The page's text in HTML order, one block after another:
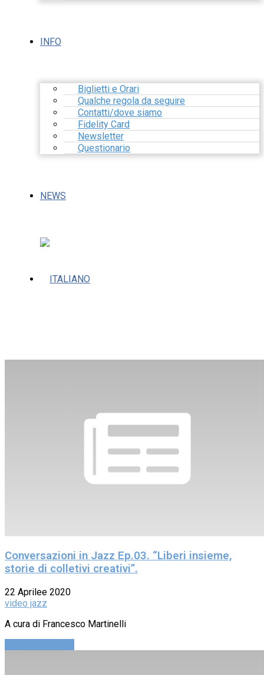
INFO
Biglietti e Orari
Qualche regola da seguire
Contatti/dove siamo
Fidelity Card
Newsletter
Questionario
NEWS
Conversazioni in Jazz Ep.03. “Liberi insieme,
storie di colletivi creativi”.
22 Aprilee 2020
video jazz
A cura di Francesco Martinelli